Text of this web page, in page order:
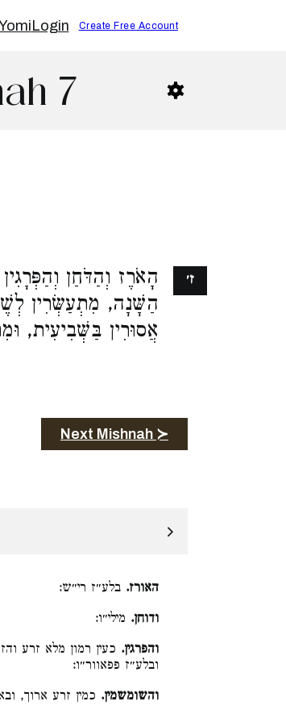
Login Create Free Account
7
הָאֹרֶז וְהַדֹּחַן
הַשָּׁנָה, מִתְעַשְּׂרִין
אֲסוּרִין בַּשְּׁבִיעִית,
ז׳
Next Mishnah ≻
האורז. בלע״ז רי״ש:
ודוחן. מילי״ו:
והפרגין. כעין רמון מלא זרע
ובלע״ז פפאוור״ו:
והשומשמין. כמין זרע ארוך,